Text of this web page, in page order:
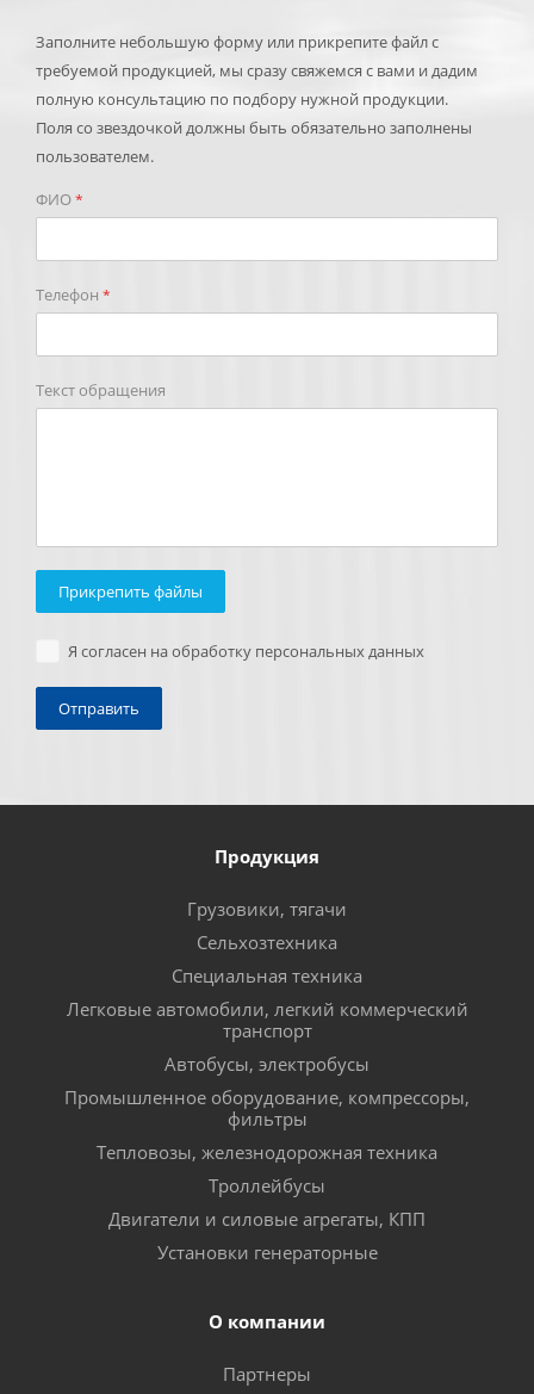
Заполните небольшую форму или прикрепите файл с
требуемой продукцией, мы сразу свяжемся с вами и дадим
полную консультацию по подбору нужной продукции.
Поля со звездочкой должны быть обязательно заполнены
пользователем.
ФИО*
Телефон *
Текст обращения
Прикрепить файлы
Я согласен на обработку персональных данных
Продукция
Грузовики, тягачи
Сельхозтехника
Специальная техника
Легковые автомобили, легкий коммерческий
транспорт
Автобусы, электробусы
Промышленное оборудование, компрессоры,
фильтры
Тепловозы, железнодорожная техника
Троллейбусы
Двигатели и силовые агрегаты, КПП
Установки генераторные
О компании
Партнеры